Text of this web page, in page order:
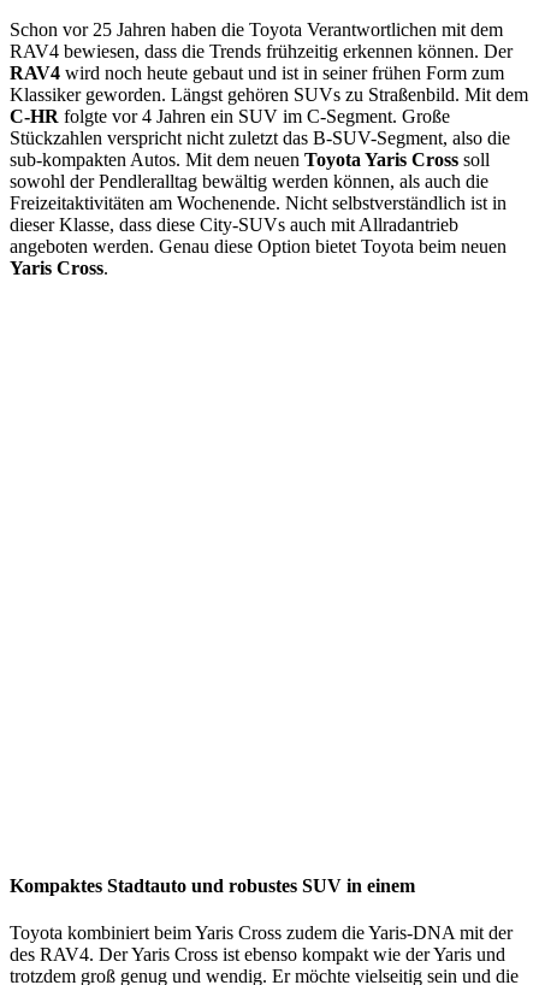
Schon vor 25 Jahren haben die Toyota Verantwortlichen mit dem
RAV4 bewiesen, dass die Trends frühzeitig erkennen können. Der
RAV4 wird noch heute gebaut und ist in seiner frühen Form zum
Klassiker geworden. Längst gehören SUVs zu Straßenbild. Mit dem
C-HR folgte vor 4 Jahren ein SUV im C-Segment. Große
Stückzahlen verspricht nicht zuletzt das B-SUV-Segment, also die
sub-kompakten Autos. Mit dem neuen Toyota Yaris Cross soll
sowohl der Pendleralltag bewältig werden können, als auch die
Freizeitaktivitäten am Wochenende. Nicht selbstverständlich ist in
dieser Klasse, dass diese City-SUVs auch mit Allradantrieb
angeboten werden. Genau diese Option bietet Toyota beim neuen
Yaris Cross.
Kompaktes Stadtauto und robustes SUV in einem
Toyota kombiniert beim Yaris Cross zudem die Yaris-DNA mit der
des RAV4. Der Yaris Cross ist ebenso kompakt wie der Yaris und
trotzdem groß genug und wendig. Er möchte vielseitig sein und die